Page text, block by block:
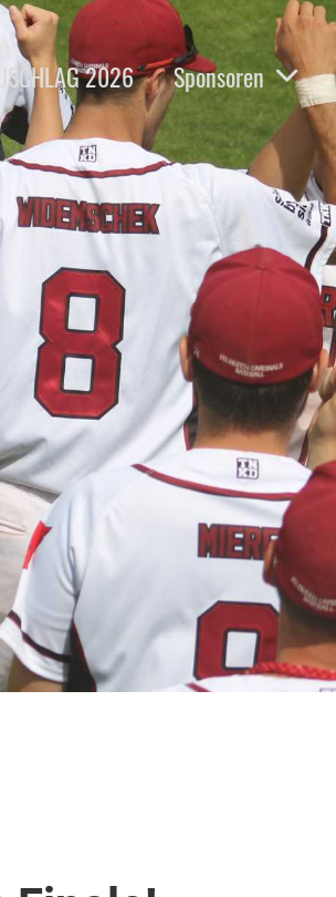
2026 Sponsoren